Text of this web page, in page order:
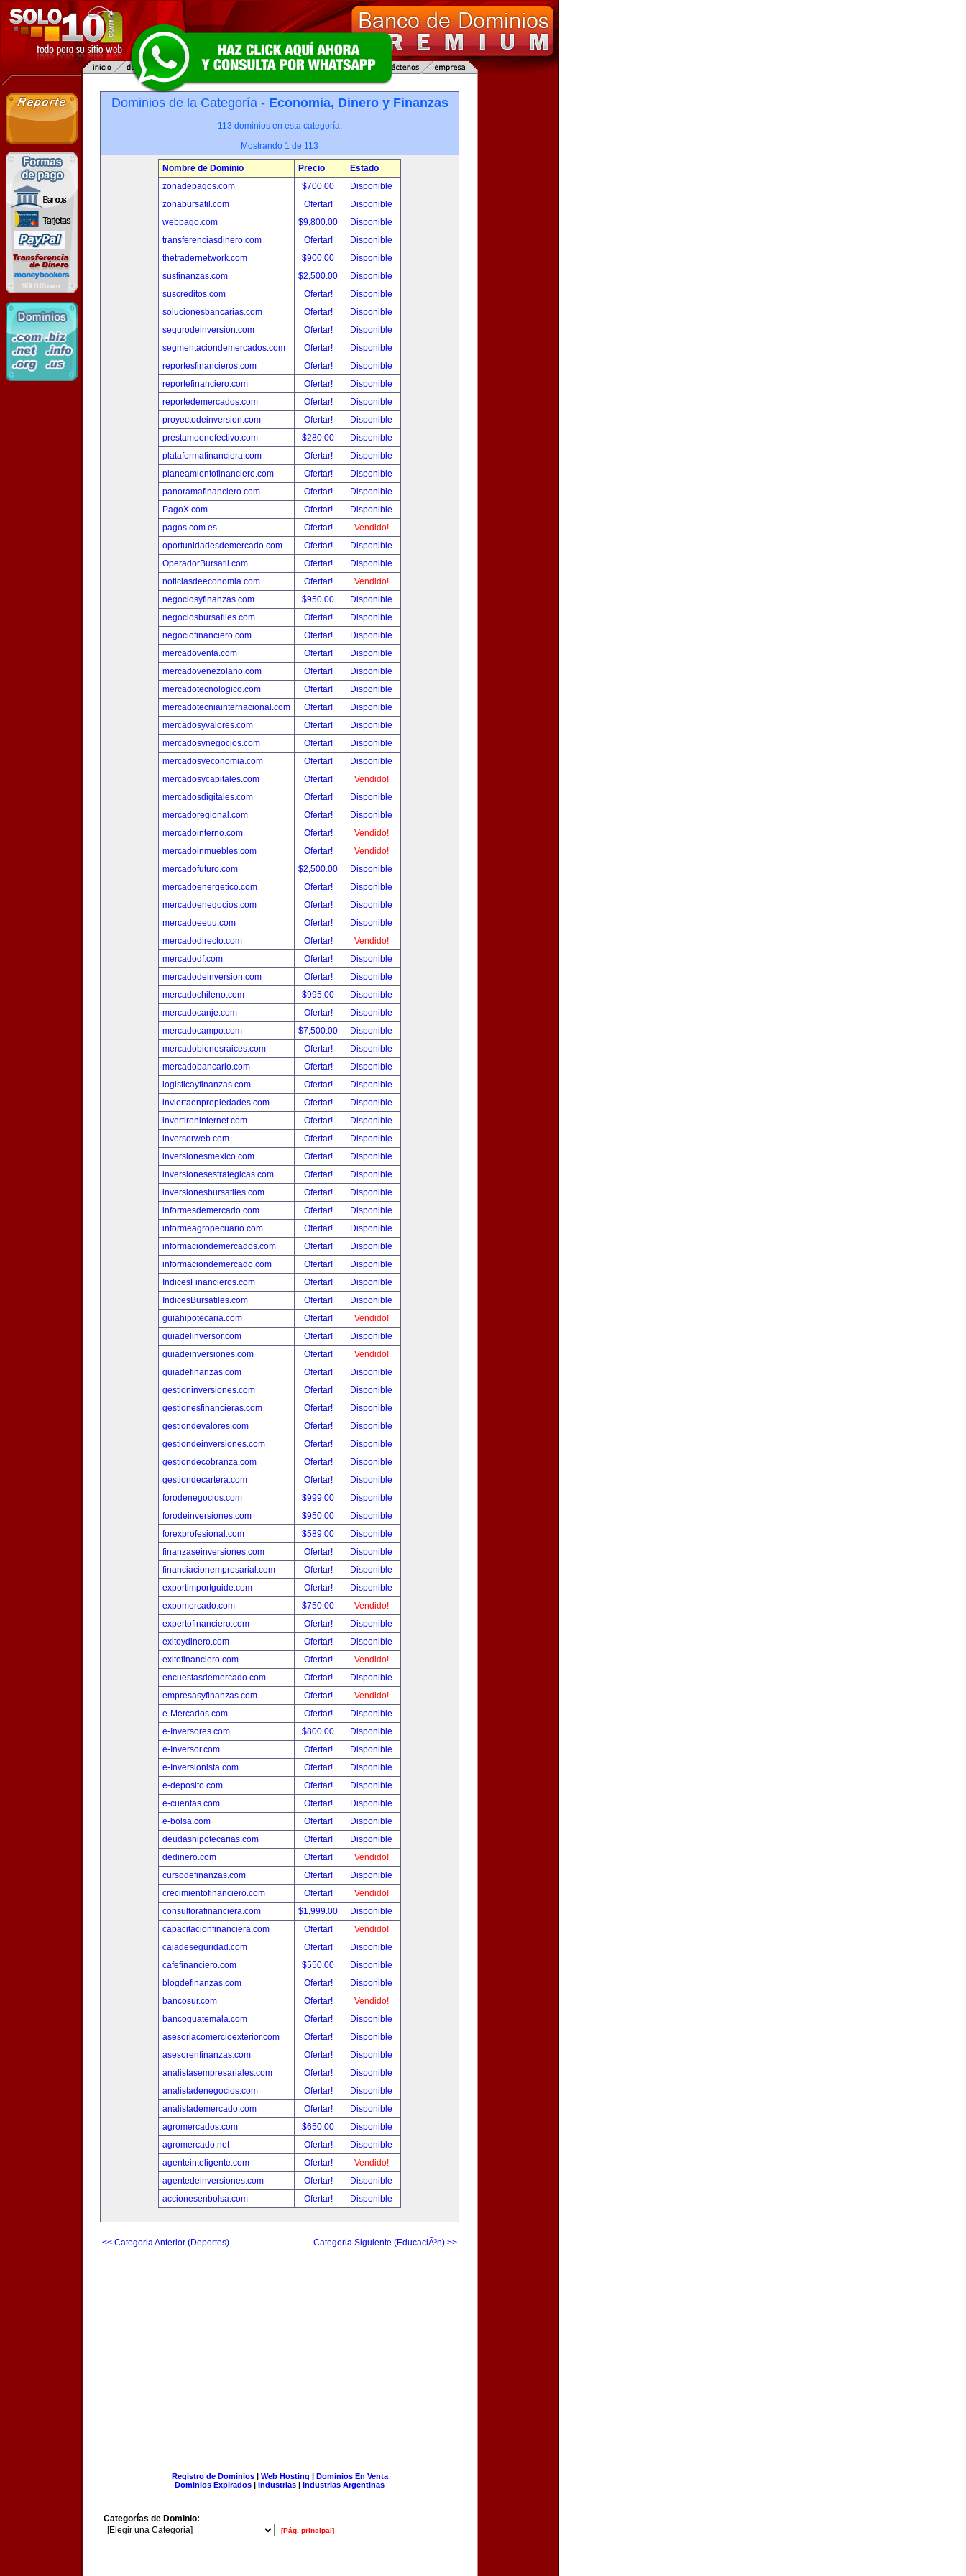
Dominios de la Categoría - Economia, Dinero y Finanzas
113 dominios en esta categoría.
Mostrando 1 de 113
Nombre de Dominio Precio
Estado
zonadepagos.com
$700.00
Disponible
zonabursatil.com
Ofertar!
Disponible
webpago.com
$9,800.00
Disponible
transferenciasdinero.com
Ofertar!
Disponible
thetradernetwork.com
$900.00
Disponible
susfinanzas.com
$2,500.00
Disponible
suscreditos.com
Ofertar!
Disponible
solucionesbancarias.com
Ofertar!
Disponible
segurodeinversion.com
Ofertar!
Disponible
segmentaciondemercados.com
Ofertar!
Disponible
reportesfinancieros.com
Ofertar!
Disponible
reportefinanciero.com
Ofertar!
Disponible
reportedemercados.com
Ofertar!
Disponible
proyectodeinversion.com
Ofertar!
Disponible
prestamoenefectivo.com
$280.00
Disponible
plataformafinanciera.com
Ofertar!
Disponible
planeamientofinanciero.com
Ofertar!
Disponible
panoramafinanciero.com
Ofertar!
Disponible
PagoX.com
Ofertar!
Disponible
pagos.com.es
Ofertar!
Vendido!
oportunidadesdemercado.com
Ofertar!
Disponible
OperadorBursatil.com
Ofertar!
Disponible
noticiasdeeconomia.com
Ofertar!
Vendido!
negociosyfinanzas.com
$950.00
Disponible
negociosbursatiles.com
Ofertar!
Disponible
negociofinanciero.com
Ofertar!
Disponible
mercadoventa.com
Ofertar!
Disponible
mercadovenezolano.com
Ofertar!
Disponible
mercadotecnologico.com
Ofertar!
Disponible
mercadotecniainternacional.com
Ofertar!
Disponible
mercadosyvalores.com
Ofertar!
Disponible
mercadosynegocios.com
Ofertar!
Disponible
mercadosyeconomia.com
Ofertar!
Disponible
mercadosycapitales.com
Ofertar!
Vendido!
mercadosdigitales.com
Ofertar!
Disponible
mercadoregional.com
Ofertar!
Disponible
mercadointerno.com
Ofertar!
Vendido!
mercadoinmuebles.com
Ofertar!
Vendido!
mercadofuturo.com
$2,500.00
Disponible
mercadoenergetico.com
Ofertar!
Disponible
mercadoenegocios.com
Ofertar!
Disponible
mercadoeeuu.com
Ofertar!
Disponible
mercadodirecto.com
Ofertar!
Vendido!
mercadodf.com
Ofertar!
Disponible
mercadodeinversion.com
Ofertar!
Disponible
mercadochileno.com
$995.00
Disponible
mercadocanje.com
Ofertar!
Disponible
mercadocampo.com
$7,500.00
Disponible
mercadobienesraices.com
Ofertar!
Disponible
mercadobancario.com
Ofertar!
Disponible
logisticayfinanzas.com
Ofertar!
Disponible
inviertaenpropiedades.com
Ofertar!
Disponible
invertireninternet.com
Ofertar!
Disponible
inversorweb.com
Ofertar!
Disponible
inversionesmexico.com
Ofertar!
Disponible
inversionesestrategicas.com
Ofertar!
Disponible
inversionesbursatiles.com
Ofertar!
Disponible
informesdemercado.com
Ofertar!
Disponible
informeagropecuario.com
Ofertar!
Disponible
informaciondemercados.com
Ofertar!
Disponible
informaciondemercado.com
Ofertar!
Disponible
IndicesFinancieros.com
Ofertar!
Disponible
IndicesBursatiles.com
Ofertar!
Disponible
guiahipotecaria.com
Ofertar!
Vendido!
guiadelinversor.com
Ofertar!
Disponible
guiadeinversiones.com
Ofertar!
Vendido!
guiadefinanzas.com
Ofertar!
Disponible
gestioninversiones.com
Ofertar!
Disponible
gestionesfinancieras.com
Ofertar!
Disponible
gestiondevalores.com
Ofertar!
Disponible
gestiondeinversiones.com
Ofertar!
Disponible
gestiondecobranza.com
Ofertar!
Disponible
gestiondecartera.com
Ofertar!
Disponible
forodenegocios.com
$999.00
Disponible
forodeinversiones.com
$950.00
Disponible
forexprofesional.com
$589.00
Disponible
finanzaseinversiones.com
Ofertar!
Disponible
financiacionempresarial.com
Ofertar!
Disponible
exportimportguide.com
Ofertar!
Disponible
expomercado.com
$750.00
Vendido!
expertofinanciero.com
Ofertar!
Disponible
exitoydinero.com
Ofertar!
Disponible
exitofinanciero.com
Ofertar!
Vendido!
encuestasdemercado.com
Ofertar!
Disponible
empresasyfinanzas.com
Ofertar!
Vendido!
e-Mercados.com
Ofertar!
Disponible
e-Inversores.com
$800.00
Disponible
e-Inversor.com
Ofertar!
Disponible
e-Inversionista.com
Ofertar!
Disponible
e-deposito.com
Ofertar!
Disponible
e-cuentas.com
Ofertar!
Disponible
e-bolsa.com
Ofertar!
Disponible
deudashipotecarias.com
Ofertar!
Disponible
dedinero.com
Ofertar!
Vendido!
cursodefinanzas.com
Ofertar!
Disponible
crecimientofinanciero.com
Ofertar!
Vendido!
consultorafinanciera.com
$1,999.00
Disponible
capacitacionfinanciera.com
Ofertar!
Vendido!
cajadeseguridad.com
Ofertar!
Disponible
cafefinanciero.com
$550.00
Disponible
blogdefinanzas.com
Ofertar!
Disponible
bancosur.com
Ofertar!
Vendido!
bancoguatemala.com
Ofertar!
Disponible
asesoriacomercioexterior.com
Ofertar!
Disponible
asesorenfinanzas.com
Ofertar!
Disponible
analistasempresariales.com
Ofertar!
Disponible
analistadenegocios.com
Ofertar!
Disponible
analistademercado.com
Ofertar!
Disponible
agromercados.com
$650.00
Disponible
agromercado.net
Ofertar!
Disponible
agenteinteligente.com
Ofertar!
Vendido!
agentedeinversiones.com
Ofertar!
Disponible
accionesenbolsa.com
Ofertar! Disponible
<< Categoria Anterior (Deportes) Categoria Siguiente (EducaciÃ³n) >>
Registro de Dominios| Web Hosting | Dominios En Venta
Dominios Expirados | Industrias | Industrias Argentinas
Categorías de Dominio:
[Pág. principal]